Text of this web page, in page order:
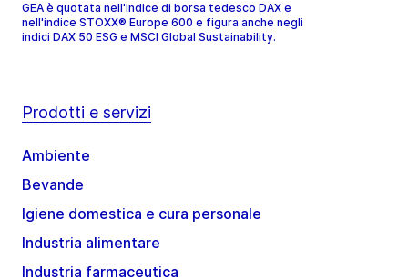
GEA è quotata nell'indice di borsa tedesco DAX e
nell'indice STOXX® Europe 600 e figura anche negli
indici DAX 50 ESG e MSCI Global Sustainability.
Prodotti e servizi
Ambiente
Bevande
Igiene domestica e cura personale
Industria alimentare
Industria farmaceutica